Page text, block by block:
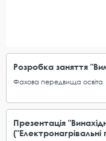
Розробка заняття
Фахова передвища освіта
Презентація